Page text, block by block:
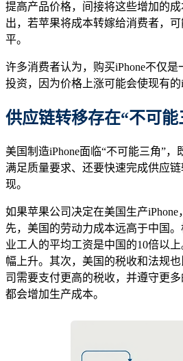
提高产品价格，间接将这些增加的
出，若苹果将成本转嫁给消费者，
平。
许多消费者认为，购买iPhone不仅
投资，因为价格上涨可能会使现有的
供应链转移存在“不可能
美国制造iPhone面临“不可能三角”
满足质量要求、还要快速完成供应
现。
如果苹果公司决定在美国生产
先，美国的劳动力成本远高于中国
业工人的平均工资是中国的10倍以
幅上升。其次，美国的税收和法规
司需要支付更高的税收，并遵守更
都会增加生产成本。